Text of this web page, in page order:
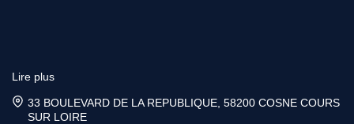
Lire plus
33 BOULEVARD DE LA REPUBLIQUE, 58200 COSNE COURS
SUR LOIRE